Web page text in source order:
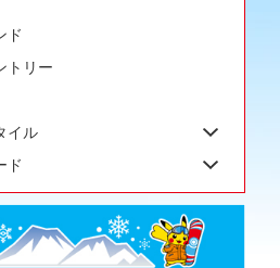
ド
トリー
イル
ド